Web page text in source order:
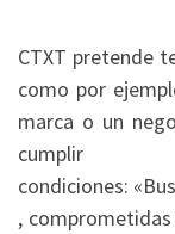
CTXT pretende
como por
marca o un
condiciones:
,